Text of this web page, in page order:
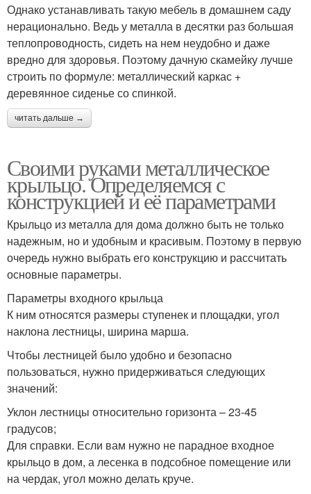
Однако устанавливать такую мебель в домашнем саду
нерационально. Ведь у металла в десятки раз большая
теплопроводность, сидеть на нем неудобно и даже
вредно для здоровья. Поэтому дачную скамейку лучше
строить по формуле: металлический каркас +
деревянное сиденье со спинкой.
читать дальше →
Своими руками металлическое
крыльцо. Определяемся с
конструкцией и её параметрами
Крыльцо из металла для дома должно быть не только
надежным, но и удобным и красивым. Поэтому в первую
очередь нужно выбрать его конструкцию и рассчитать
основные параметры.
Параметры входного крыльца
К ним относятся размеры ступенек и площадки, угол
наклона лестницы, ширина марша.
Чтобы лестницей было удобно и безопасно
пользоваться, нужно придерживаться следующих
значений:
Уклон лестницы относительно горизонта – 23-45
градусов;
Для справки. Если вам нужно не парадное входное
крыльцо в дом, а лесенка в подсобное помещение или
на чердак, угол можно делать круче.